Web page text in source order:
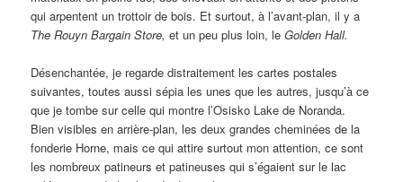
qui arpentent un trottoir de bois. Et surtout, à l’avant-plan, il y a
The Rouyn Bargain Store,et un peu plus loin, leGolden Hall.
Désenchantée, je regarde distraitement les cartes postales
suivantes, toutes aussi sépia les unes que les autres, jusqu’à ce
que je tombe sur celle qui montre l’Osisko Lake de Noranda.
Bien visibles en arrière-plan, les deux grandes cheminées de la
fonderie Horne, mais ce qui attire surtout mon attention, ce sont
les nombreux patineurs et patineuses qui s’égaient sur le lac